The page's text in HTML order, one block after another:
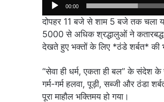
00:00
दोपहर 11 बजे से शाम 5 बजे तक चला
5000 से अधिक श्रद्धालुओं ने कतारबद्ध
देखते हुए भक्तों के लिए *ठंडे शर्बत* की
“सेवा ही धर्म, एकता ही बल” के संदेश
गर्म-गर्म हलवा, पूड़ी, सब्जी और ठंडा
पूरा माहौल भक्तिमय हो गया।